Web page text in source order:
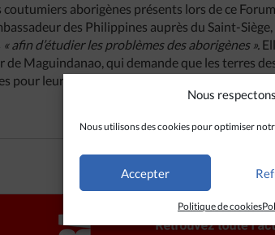
Nous
Nous utilisons des cookies pour optimiser
Accepter
Politique de cookies
coutumiers aborigènes présents lors de ce
des Philippines auprès du Saint-
« afin d’étudier les problèmes des aborigènes ».
de Maguindanao, qui demande que les terres
pour leurs enfants.